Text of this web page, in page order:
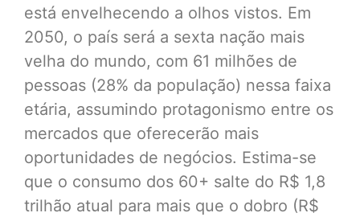
está envelhecendo a olhos vistos. Em
2050, o país será a sexta nação mais
velha do mundo, com 61 milhões de
pessoas (28% da população) nessa faixa
etária, assumindo protagonismo entre os
mercados que oferecerão mais
oportunidades de negócios. Estima-se
que o consumo dos 60+ salte do R$ 1,8
trilhão atual para mais que o dobro (R$